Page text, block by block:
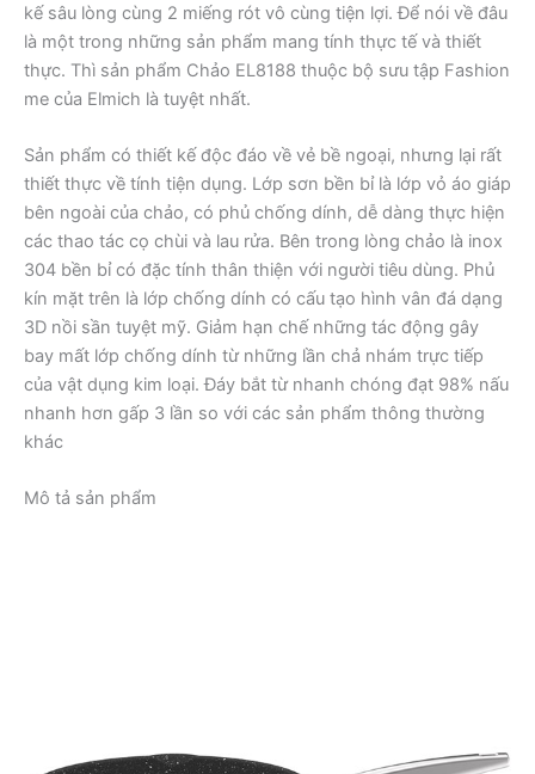
kế sâu lòng cùng 2 miếng rót vô cùng tiện lợi. Để nói về đâu
là một trong những sản phẩm mang tính thực tế và thiết
thực. Thì sản phẩm Chảo EL8188 thuộc bộ sưu tập Fashion
me của Elmich là tuyệt nhất.
Sản phẩm có thiết kế độc đáo về vẻ bề ngoại, nhưng lại rất
thiết thực về tính tiện dụng. Lớp sơn bền bỉ là lớp vỏ áo giáp
bên ngoài của chảo, có phủ chống dính, dễ dàng thực hiện
các thao tác cọ chùi và lau rửa. Bên trong lòng chảo là inox
304 bền bỉ có đặc tính thân thiện với người tiêu dùng. Phủ
kín mặt trên là lớp chống dính có cấu tạo hình vân đá dạng
3D nồi sần tuyệt mỹ. Giảm hạn chế những tác động gây
bay mất lớp chống dính từ những lần chả nhám trực tiếp
của vật dụng kim loại. Đáy bắt từ nhanh chóng đạt 98% nấu
nhanh hơn gấp 3 lần so với các sản phẩm thông thường
khác
Mô tả sản phẩm